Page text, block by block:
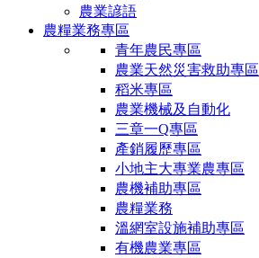
農業諺語
農糧業務專區
青年農民專區
農業天然災害救助專區
稻米專區
農業機械及自動化
三章一Q專區
產銷履歷專區
小地主大專業農專區
農機補助專區
農糧業務
溫網室設施補助專區
有機農業專區